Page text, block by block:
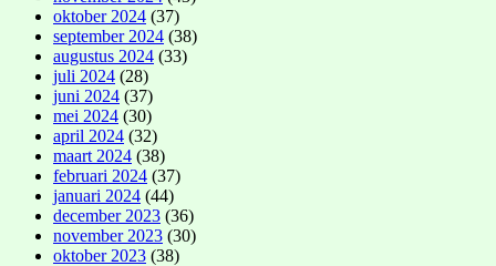
oktober 2024 (37)
september 2024 (38)
augustus 2024 (33)
juli 2024 (28)
juni 2024 (37)
mei 2024 (30)
april 2024 (32)
maart 2024 (38)
februari 2024 (37)
januari 2024 (44)
december 2023 (36)
november 2023 (30)
oktober 2023 (38)